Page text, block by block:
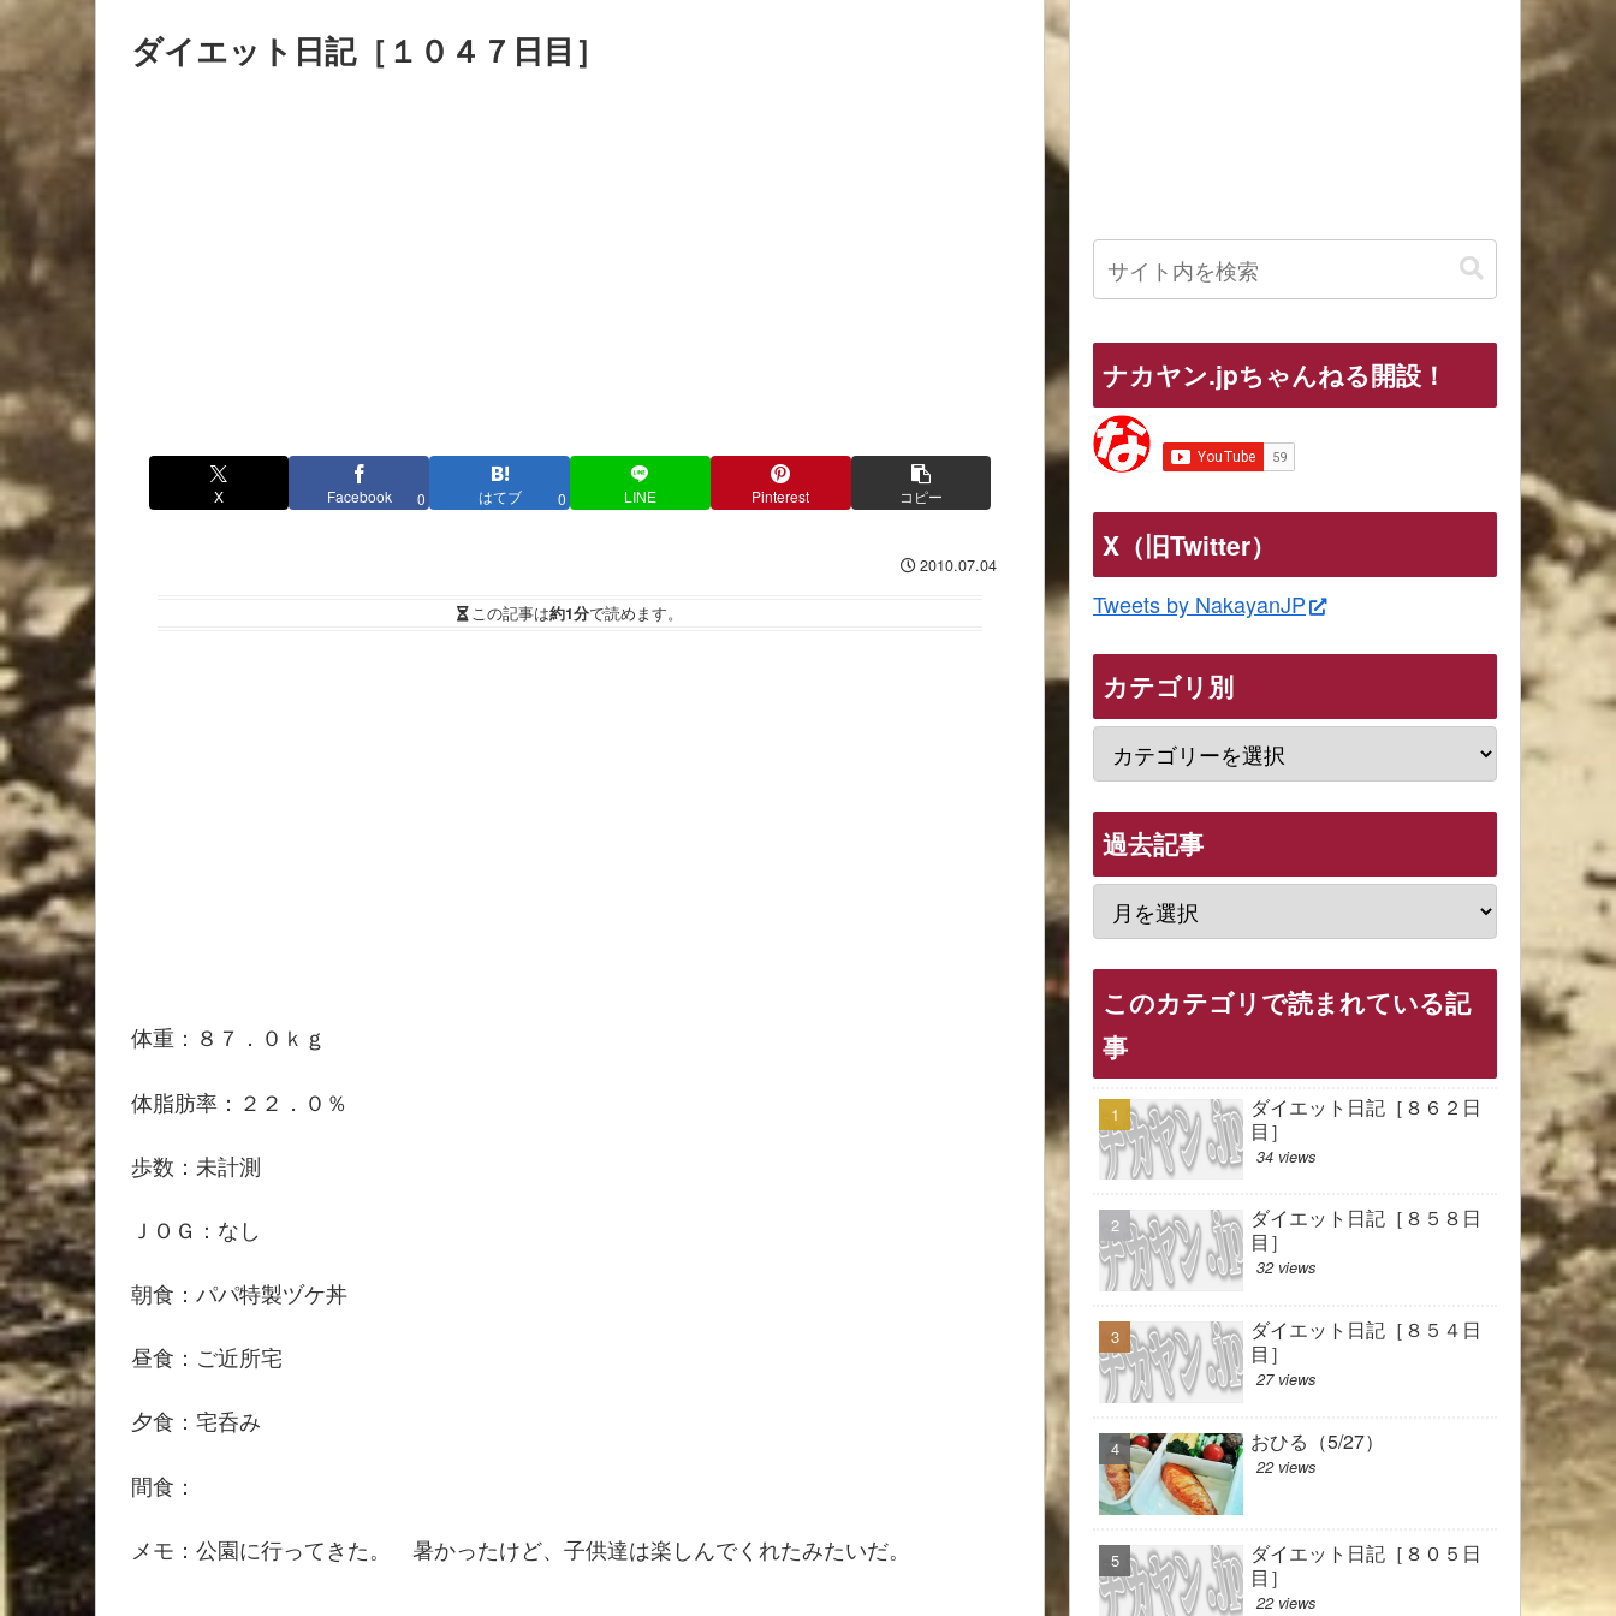
ダイエット日記［１０４７日目］
X Facebook 0 はてブ 0 LINE Pinterest コピー
2010.07.04
この記事は約1分で読めます。
体重：８７．０ｋｇ
体脂肪率：２２．０％
歩数：未計測
ＪＯＧ：なし
朝食：パパ特製ヅケ丼
昼食：ご近所宅
夕食：宅呑み
間食：
メモ：公園に行ってきた。 暑かったけど、子供達は楽しんでくれたみたいだ。
ナカヤン.jpちゃんねる開設！
X（旧Twitter）
Tweets by NakayanJP
カテゴリ別
過去記事
このカテゴリで読まれている記
事
ダイエット日記［８６２日
目］
34 views
ダイエット日記［８５８日
目］
32 views
ダイエット日記［８５４日
目］
27 views
おひる（5/27）
22 views
ダイエット日記［８０５日
目］
22 views